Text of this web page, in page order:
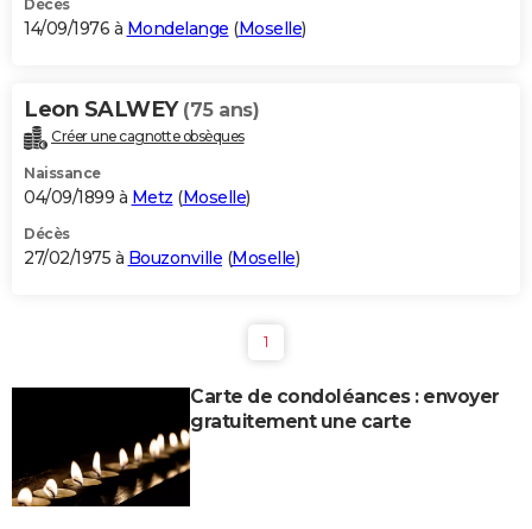
Décès
14/09/1976 à Mondelange (Moselle)
Leon SALWEY (75 ans)
Créer une cagnotte obsèques
Naissance
04/09/1899 à Metz (Moselle)
Décès
27/02/1975 à Bouzonville (Moselle)
1
Carte de condoléances : envoyer
gratuitement une carte